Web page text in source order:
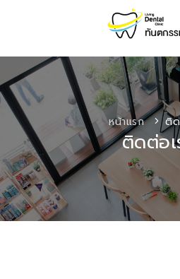
เกี่ยวกับเรา
ทันตแพทย์
บริการของเรา
โปรโมชั่น
รีวิว
ข่าวสารและบทความ
หน้าแรก ติด
ติดต่อเ